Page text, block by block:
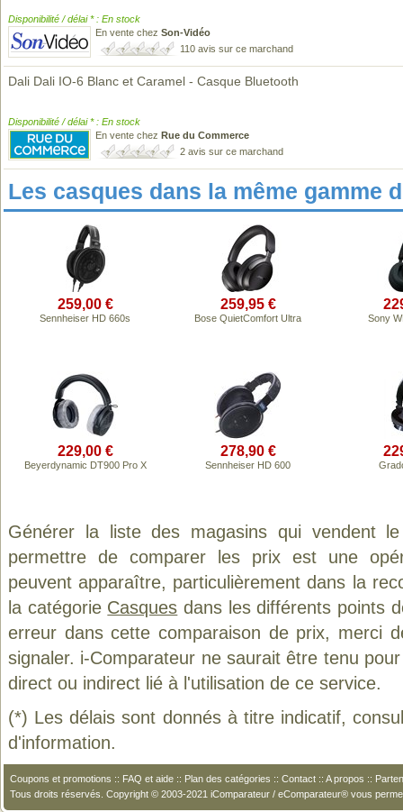
Disponibilité / délai * : En stock
En vente chez Son-Vidéo
110 avis sur ce marchand
Dali Dali IO-6 Blanc et Caramel - Casque Bluetooth
Disponibilité / délai * : En stock
En vente chez Rue du Commerce
2 avis sur ce marchand
Les casques dans la même gamme
259,00 €
Sennheiser HD 660s
259,95 €
Bose QuietComfort Ultra Sony
229,00 €
Beyerdynamic DT900 Pro X
278,90 €
Sennheiser HD 600
Générer la liste des magasins qui vendent
permettre de comparer les prix est une
peuvent apparaître, particulièrement dans la
la catégorie Casques dans les différents points
erreur dans cette comparaison de prix, merci
signaler. i-Comparateur ne saurait être tenu
direct ou indirect lié à l'utilisation de ce service.
(*) Les délais sont donnés à titre indicatif,
d'information.
Coupons et promotions :: FAQ et aide :: Plan des catégories :: Contact :: A propos ::
Tous droits réservés. Copyright © 2003-2021 iComparateur / eComparateur® vous